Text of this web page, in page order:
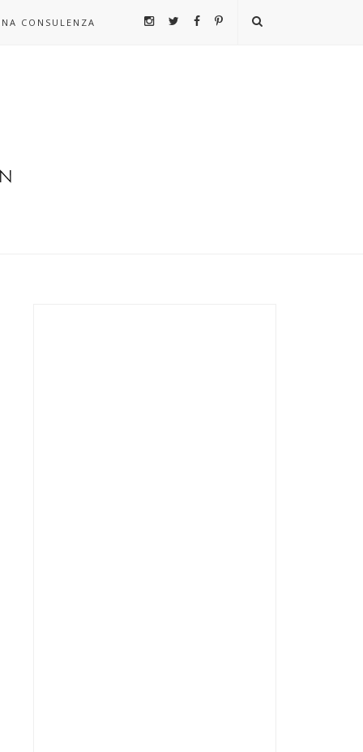
CONSULENZA